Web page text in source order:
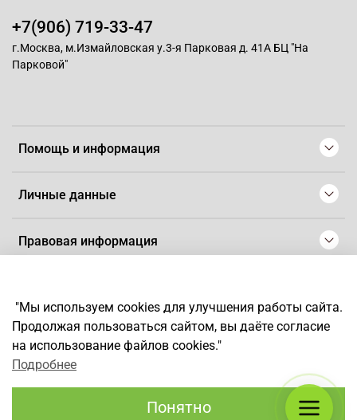
Помощь и информация
Личные данные
Правовая информация
+7(906) 719-33-47
г.Москва, м.Измайловская у.3-я Парковая д. 41А БЦ "На
Парковой"
*Любое использование контента без письменного разрешения
запрещено
"Мы используем cookies для улучшения работы сайта.
Продолжая пользоваться сайтом, вы даёте согласие
на использование файлов cookies."
Подробнее
Понятно